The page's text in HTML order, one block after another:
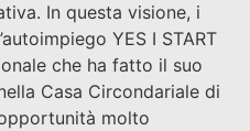
In questa visione, i
YES I START
che ha fatto il suo
Casa Circondariale di
molto